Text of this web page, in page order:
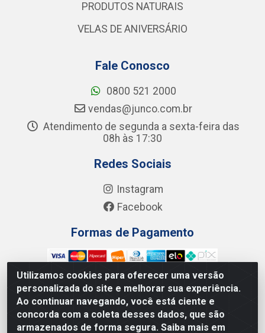
Utilizamos cookies para oferecer uma versão
personalizada do site e melhorar sua experiência.
Ao continuar navegando, você está ciente e
concorda com a coleta desses dados, que são
armazenados de forma segura. Saiba mais em
PRODUTOS NATURAIS
VELAS DE ANIVERSÁRIO
Fale Conosco
0800 521 2000
vendas@junco.com.br
Atendimento de segunda a sexta-feira das
08h às 17:30
Redes Sociais
Instagram
Facebook
Formas de Pagamento
Junco Industria e Comercio Ltda - R. Lineu Anterino
Mariano, 505 - Distrito Industrial, Uberlândia - MG CEP
38.402-346 - CNPJ: 66.312.653/0001-14